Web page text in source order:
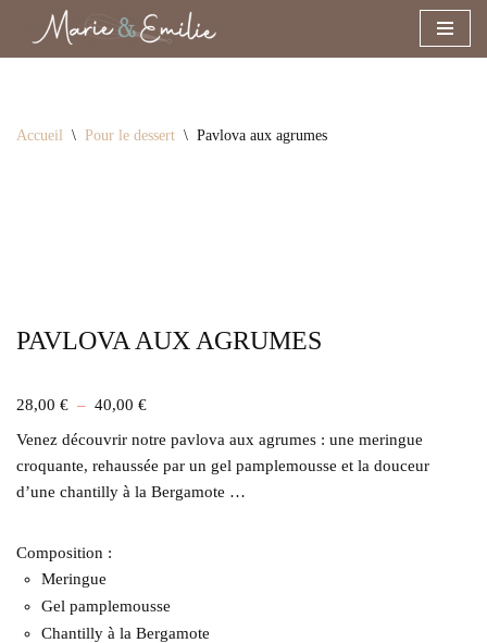
Aller
Accueil \ Pour le dessert \ Pavlova aux agrumes
PAVLOVA AUX AGRUMES
28,00 € – 40,00 €
Venez découvrir notre pavlova aux agrumes : une meringue
croquante, rehaussée par un gel pamplemousse et la douceur
d’une chantilly à la Bergamote …
Composition :
Meringue
Gel pamplemousse
Chantilly à la Bergamote